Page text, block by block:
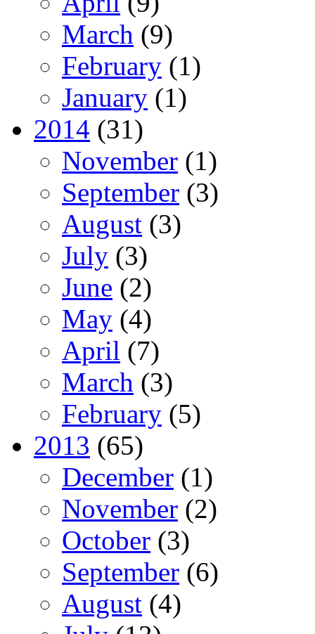
March (9)
February (1)
January (1)
2014 (31)
November (1)
September (3)
August (3)
July (3)
June (2)
May (4)
April (7)
March (3)
February (5)
2013 (65)
December (1)
November (2)
October (3)
September (6)
August (4)